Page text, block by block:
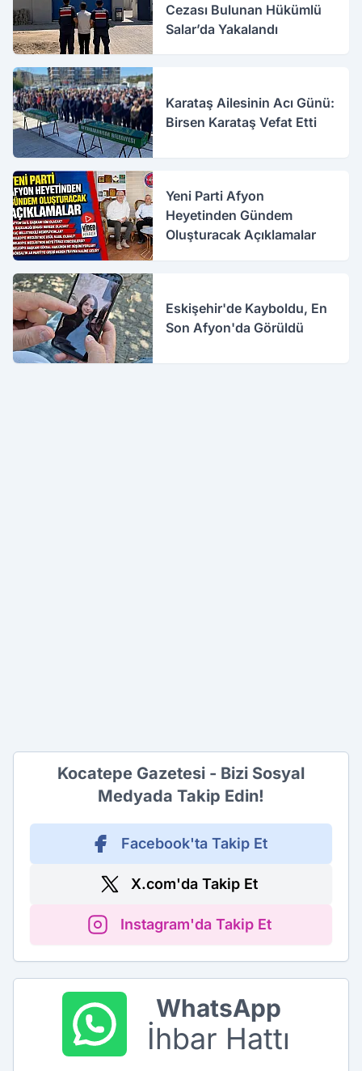
Cezası Bulunan Hükümlü
Salar’da Yakalandı
Karataş Ailesinin Acı Günü:
Birsen Karataş Vefat Etti
Yeni Parti Afyon
Heyetinden Gündem
Oluşturacak Açıklamalar
Eskişehir'de Kayboldu, En
Son Afyon'da Görüldü
Kocatepe Gazetesi - Bizi Sosyal
Medyada Takip Edin!
Facebook'ta Takip Et
X.com'da Takip Et
Instagram'da Takip Et
WhatsApp
İhbar Hattı